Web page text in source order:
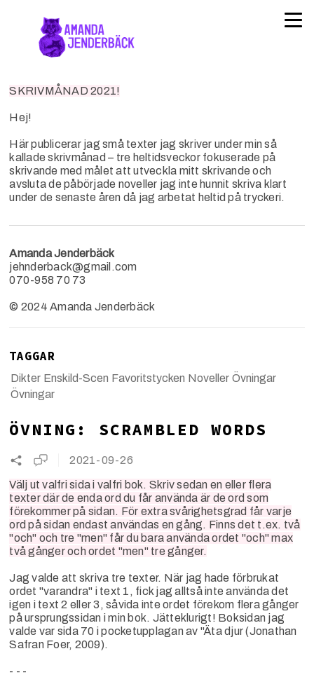
ÖVNING: SCRAMBLED WORDS
2021-09-26
Välj ut valfri sida i valfri bok. Skriv sedan en eller flera
texter där de enda ord du får använda är de ord som
förekommer på sidan. För extra svårighetsgrad får varje
ord på sidan endast användas en gång. Finns det t.ex. två
"och" och tre "men" får du bara använda ordet "och" max
två gånger och ordet "men" tre gånger.
Jag valde att skriva tre texter. När jag hade förbrukat
ordet "varandra" i text 1, fick jag alltså inte använda det
igen i text 2 eller 3, såvida inte ordet förekom flera gånger
på ursprungssidan i min bok. Jätteklurigt! Boksidan jag
valde var sida 70 i pocketupplagan av "Äta djur (Jonathan
Safran Foer, 2009).
- - -
SKRIVMÅNAD 2021!
Hej!
Här publicerar jag små texter jag skriver under min så
kallade skrivmånad – tre heltidsveckor fokuserade på
skrivande med målet att utveckla mitt skrivande och
avsluta de påbörjade noveller jag inte hunnit skriva klart
under de senaste åren då jag arbetat heltid på tryckeri.
Amanda Jenderbäck
jehnderback@gmail.com
070-958 70 73
© 2024 Amanda Jenderbäck
TAGGAR
Dikter Enskild-Scen Favoritstycken Noveller Övningar
Övningar